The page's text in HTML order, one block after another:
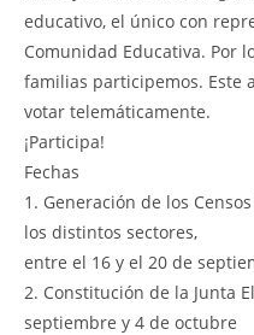
educativo, el único con
Comunidad Educativa. Por
familias participemos. Este
votar telemáticamente.
¡Participa!
Fechas
1. Generación de los
los distintos sectores,
entre el 16 y el 20 de
2. Constitución de la Junta
septiembre y 4 de octubre